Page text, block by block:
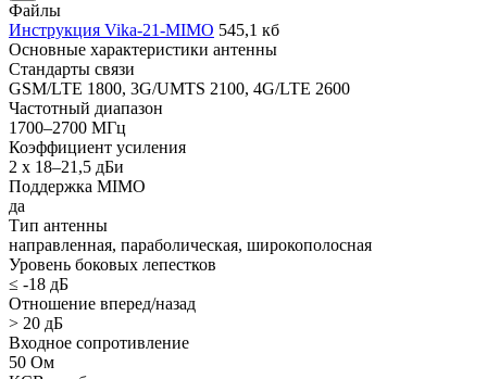
Файлы
Инструкция Vika-21-MIMO 545,1 кб
Основные характеристики антенны
Стандарты связи
GSM/LTE 1800, 3G/UMTS 2100, 4G/LTE 2600
Частотный диапазон
1700–2700 МГц
Коэффициент усиления
2 x 18–21,5 дБи
Поддержка MIMO
да
Тип антенны
направленная, параболическая, широкополосная
Уровень боковых лепестков
≤ -18 дБ
Отношение вперед/назад
> 20 дБ
Входное сопротивление
50 Ом